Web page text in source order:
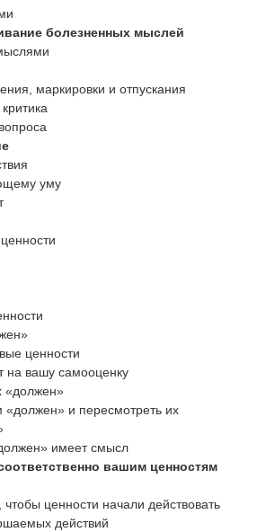
болезненных мыслей
маркировки и отпускания
уму
ценности
на вашу самооценку
«должен»
«должен» и пересмотреть их
имеет смысл
вашим ценностям
ценности начали действовать
действий